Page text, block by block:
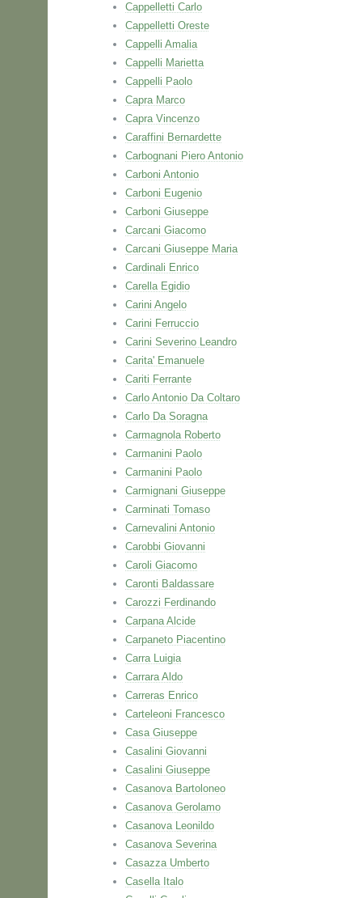
Cappelletti Carlo
Cappelletti Oreste
Cappelli Amalia
Cappelli Marietta
Cappelli Paolo
Capra Marco
Capra Vincenzo
Caraffini Bernardette
Carbognani Piero Antonio
Carboni Antonio
Carboni Eugenio
Carboni Giuseppe
Carcani Giacomo
Carcani Giuseppe Maria
Cardinali Enrico
Carella Egidio
Carini Angelo
Carini Ferruccio
Carini Severino Leandro
Carita' Emanuele
Cariti Ferrante
Carlo Antonio Da Coltaro
Carlo Da Soragna
Carmagnola Roberto
Carmanini Paolo
Carmanini Paolo
Carmignani Giuseppe
Carminati Tomaso
Carnevalini Antonio
Carobbi Giovanni
Caroli Giacomo
Caronti Baldassare
Carozzi Ferdinando
Carpana Alcide
Carpaneto Piacentino
Carra Luigia
Carrara Aldo
Carreras Enrico
Carteleoni Francesco
Casa Giuseppe
Casalini Giovanni
Casalini Giuseppe
Casanova Bartoloneo
Casanova Gerolamo
Casanova Leonildo
Casanova Severina
Casazza Umberto
Casella Italo